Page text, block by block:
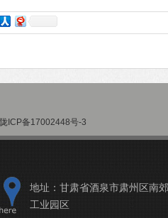
陇ICP备17002448号-3
地址：甘肃省酒泉市肃州区南郊
工业园区